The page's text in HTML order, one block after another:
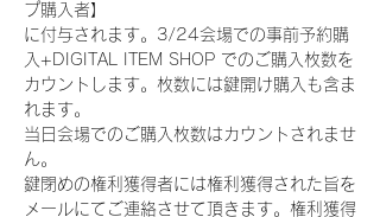
プ購入者】
に付与されます。3/24会場での事前予約購
入+DIGITAL ITEM SHOP でのご購入枚数を
カウントします。枚数には鍵開け購入も含ま
れます。
当日会場でのご購入枚数はカウントされませ
ん。
鍵閉めの権利獲得者には権利獲得された旨を
メールにてご連絡させて頂きます。権利獲得